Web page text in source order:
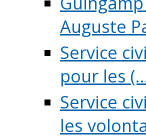
Auguste
Service
pour les
Service
les